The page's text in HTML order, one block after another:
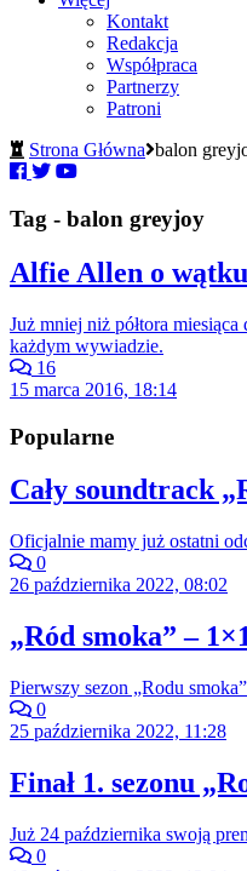
Kontakt
Redakcja
Współpraca
Partnerzy
Patroni
Strona Główna balon
Tag - balon greyjoy
Alfie Allen o
Już mniej niż półtora
każdym wywiadzie.
16
15 marca 2016, 18:14
Popularne
Cały soundtrack
Oficjalnie mamy już ostatni
0
26 października 2022, 08:02
„Ród smoka” –
Pierwszy sezon „Rodu
0
25 października 2022, 11:28
Finał 1. sezonu
Już 24 października swoją
0